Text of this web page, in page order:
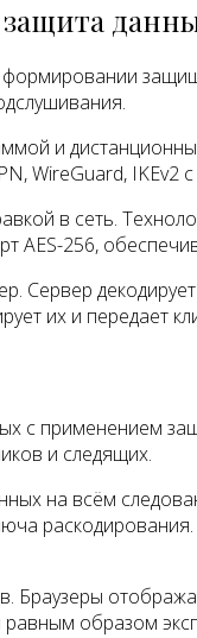
защита
и
WireGuard, IKEv2
в сеть.
AES-256,
Сервер
их и передает
с применением
и следящих.
на всём
образом